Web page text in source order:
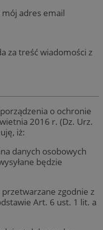
adres email
za treść wiadomości z
o ochronie
2016 r. (Dz. Urz.
iż:
danych osobowych
będzie
zgodnie z
Art. 6 ust. 1 lit. a